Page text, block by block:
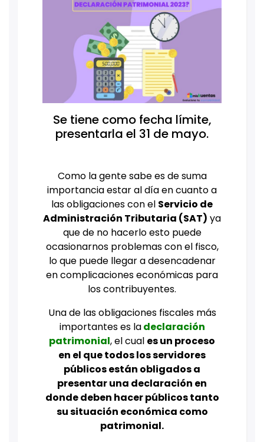
Se tiene como fecha límite,
presentarla el 31 de mayo.
Como la gente sabe es de suma
importancia estar al día en cuanto a
las obligaciones con el Servicio de
Administración Tributaria (SAT) ya
que de no hacerlo esto puede
ocasionarnos problemas con el fisco,
lo que puede llegar a desencadenar
en complicaciones económicas para
los contribuyentes.
Una de las obligaciones fiscales más
importantes es ladeclaración
patrimonial, el cual es un proceso
en el que todos losservidores
públicos están obligados a
presentar una declaración en
donde deben hacer públicos tanto
su situación económica como
patrimonial.